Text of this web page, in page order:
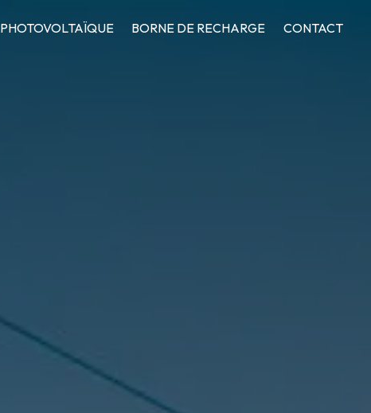
PHOTOVOLTAÏQUE BORNE DE RECHARGE CONTACT